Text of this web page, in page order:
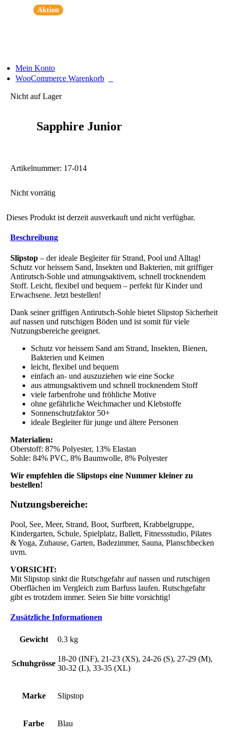
Mein Konto
WooCommerce Warenkorb
Nicht auf Lager
Sapphire Junior
Artikelnummer: 17-014
Nicht vorrätig
Dieses Produkt ist derzeit ausverkauft und nicht verfügbar.
Beschreibung
Slipstop – der ideale Begleiter für Strand, Pool und Alltag!
Schutz vor heissem Sand, Insekten und Bakterien, mit griffiger
Antirutsch-Sohle und atmungsaktivem, schnell trocknendem
Stoff. Leicht, flexibel und bequem – perfekt für Kinder und
Erwachsene. Jetzt bestellen!
Dank seiner griffigen Antirutsch-Sohle bietet Slipstop Sicherheit
auf nassen und rutschigen Böden und ist somit für viele
Nutzungsbereiche geeignet.
Schutz vor heissem Sand am Strand, Insekten, Bienen,
Bakterien und Keimen
leicht, flexibel und bequem
einfach an- und auszuziehen wie eine Socke
aus atmungsaktivem und schnell trocknendem Stoff
viele farbenfrohe und fröhliche Motive
ohne gefährliche Weichmacher und Klebstoffe
Sonnenschutzfaktor 50+
ideale Begleiter für junge und ältere Personen
Materialien:
Oberstoff: 87% Polyester, 13% Elastan
Sohle: 84% PVC, 8% Baumwolle, 8% Polyester
Wir empfehlen die Slipstops eine Nummer kleiner zu
bestellen!
Nutzungsbereiche:
Pool, See, Meer, Strand, Boot, Surfbrett, Krabbelgruppe,
Kindergarten, Schule, Spielplatz, Ballett, Fitnessstudio, Pilates
& Yoga, Zuhause, Garten, Badezimmer, Sauna, Planschbecken
uvm.
VORSICHT:
Mit Slipstop sinkt die Rutschgefahr auf nassen und rutschigen
Oberflächen im Vergleich zum Barfuss laufen. Rutschgefahr
gibt es trotzdem immer. Seien Sie bitte vorsichtig!
Zusätzliche Informationen
Gewicht 0.3 kg
Schuhgrösse
18-20 (INF), 21-23 (XS), 24-26 (S), 27-29 (M),
30-32 (L), 33-35 (XL)
Marke Slipstop
Farbe Blau
Aktion